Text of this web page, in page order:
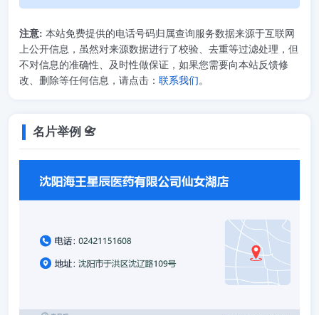
注意: 本站免费提供的电话号码归属查询服务数据来源于互联网
上公开信息，虽然对来源数据进行了校验、去重等过滤处理，但
不对信息的准确性、及时性做保证，如果您需要向本站反馈修
改、删除等任何信息，请点击： 联系我们 。
名片举例 📇